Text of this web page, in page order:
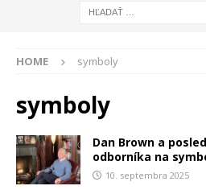
HOME symboly
symboly
Dan Brown a
odborníka na
10. septembra 2025